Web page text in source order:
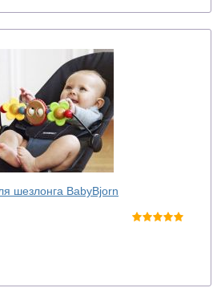
шезлонга BabyBjorn